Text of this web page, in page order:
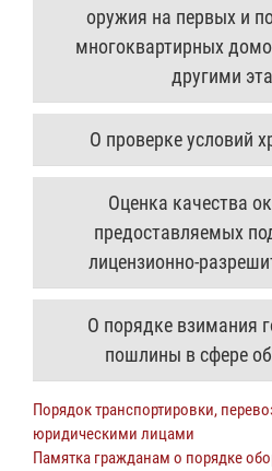
оружия на первых и
многоквартирных
другими
О проверке условий
Оценка качества
предоставляемых
лицензионно-
О порядке взимания
пошлины в сфере
Порядок транспортировки,
юридическими лицами
Памятка гражданам о порядке